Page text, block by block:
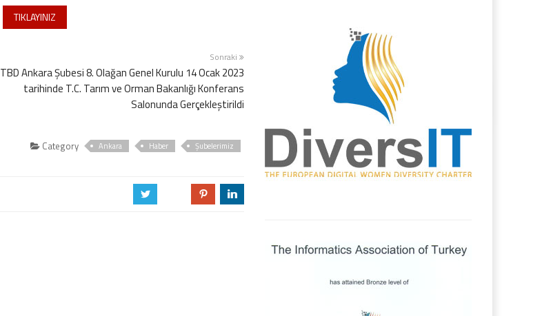
TIKLAYINIZ
Sonraki
TBD Ankara Şubesi 8. Olağan Genel Kurulu 14 Ocak 2023
tarihinde T.C. Tarım ve Orman Bakanlığı Konferans
Salonunda Gerçekleştirildi
Category Ankara Haber Şubelerimiz
a d j